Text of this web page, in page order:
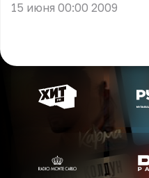
15 июня 00:00 2009